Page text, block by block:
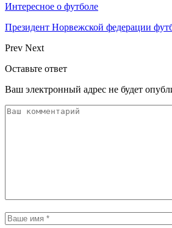
Интересное о футболе
Президент Норвежской федерации
Prev Next
Оставьте ответ
Ваш электронный адрес не будет